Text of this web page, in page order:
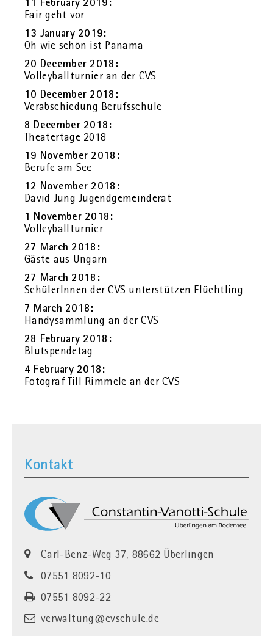
Fair geht vor
13 Ja­nu­ary 2019:
Oh wie schön ist Pa­na­ma
20 Decem­ber 2018:
Vol­ley­ball­tur­nier an der CVS
10 Decem­ber 2018:
Ver­ab­schie­dung Be­rufs­schu­le
8 Decem­ber 2018:
Thea­ter­ta­ge 2018
19 No­vem­ber 2018:
Be­ru­fe am See
12 No­vem­ber 2018:
David Jung Ju­gend­ge­mein­de­rat
1 No­vem­ber 2018:
Vol­ley­ball­tur­nier
27 March 2018:
Gäste aus Un­garn
27 March 2018:
Schü­le­rIn­nen der CVS un­ter­stüt­zen Flücht­ling
7 March 2018:
Han­dy­samm­lung an der CVS
28 Fe­bru­ary 2018:
Blut­spen­de­tag
4 Fe­bru­ary 2018:
Fo­to­graf Till Rim­me­le an der CVS
Kontakt
Carl-Benz-Weg 37, 88662 Überlingen
07551 8092-10
07551 8092-22
verwaltung@cvschule.de